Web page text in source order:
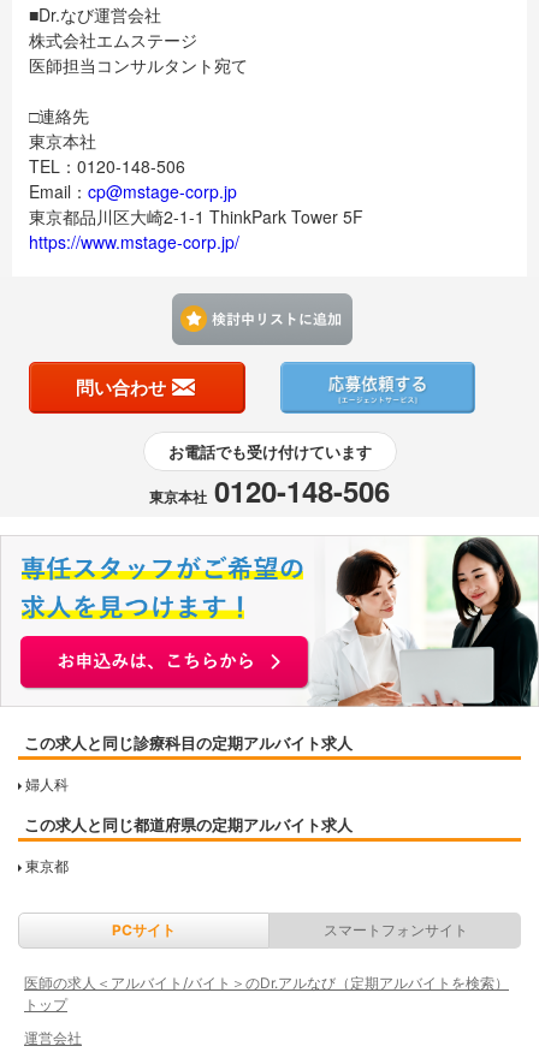
■Dr.なび運営会社
株式会社エムステージ
医師担当コンサルタント宛て
□連絡先
東京本社
TEL：0120-148-506
Email： cp@mstage-corp.jp
東京都品川区大崎2-1-1 ThinkPark Tower 5F
https://www.mstage-corp.jp/
問い合わせ
お電話でも受け付けています
東京本社 0120-148-506
この求人と同じ診療科目の定期アルバイト求人
婦人科
この求人と同じ都道府県の定期アルバイト求人
東京都
PCサイト スマートフォンサイト
医師の求人＜アルバイト/バイト＞のDr.アルなび（定期アルバイトを検索）
トップ
運営会社